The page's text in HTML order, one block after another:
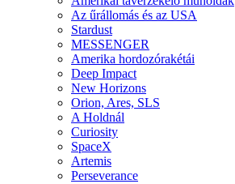
Az űrállomás és az USA
Stardust
MESSENGER
Amerika hordozórakétái
Deep Impact
New Horizons
Orion, Ares, SLS
A Holdnál
Curiosity
SpaceX
Artemis
Perseverance